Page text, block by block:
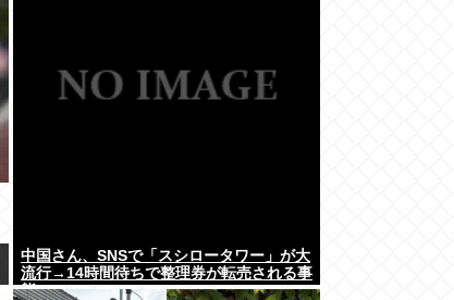
中国さん、SNSで「スシロータワー」が大
流行→14時間待ちで整理券が転売される事
態に…